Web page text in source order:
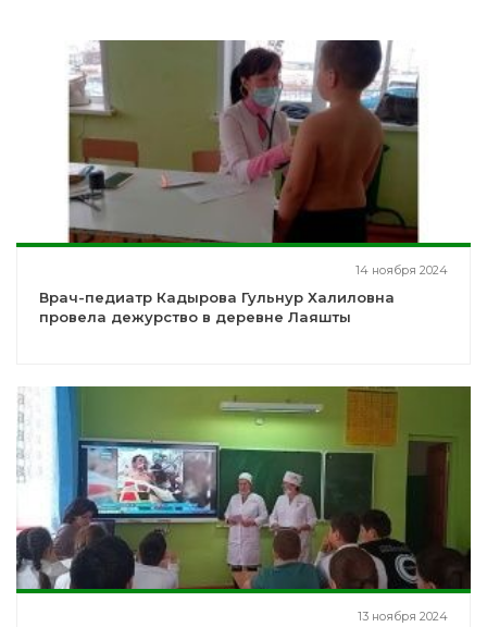
14 ноября 2024
Врач-педиатр Кадырова Гульнур Халиловна
провела дежурство в деревне Лаяшты
13 ноября 2024